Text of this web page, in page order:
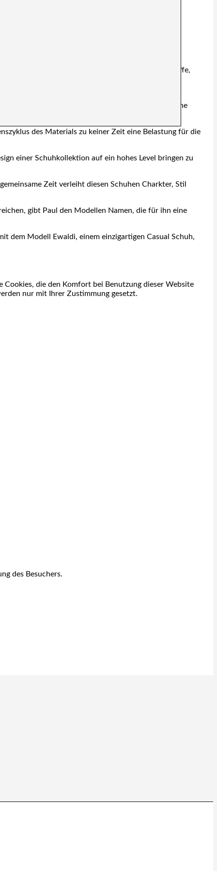
des Einfachen.
und vegane Alternativen sind die einzigen Rohstoffe,
stammen alle zur Produktion genutzten
zugeführt werden können. Leder ersetzt synthetische
des Materials zu keiner Zeit eine Belastung für die
einer Schuhkollektion auf ein hohes Level bringen zu
Zeit verleiht diesen Schuhen Charkter, Stil
gibt Paul den Modellen Namen, die für ihn eine
dem Modell Ewaldi, einem einzigartigen Casual Schuh,
die den Komfort bei Benutzung dieser Website
nur mit Ihrer Zustimmung gesetzt.
des Besuchers.